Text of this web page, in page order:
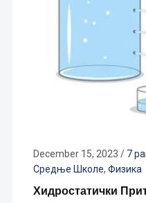
December 15, 2023 / 7
Средње Школе, Физика
Хидростатички